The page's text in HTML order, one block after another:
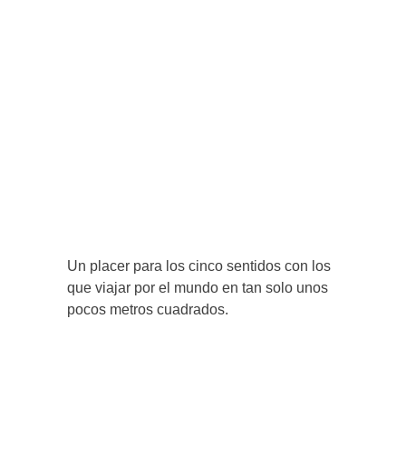
Un placer para los cinco sentidos con los
que viajar por el mundo en tan solo unos
pocos metros cuadrados.